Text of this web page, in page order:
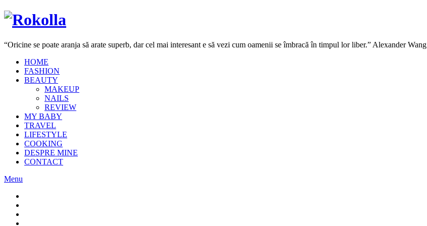
“Oricine se poate aranja să arate superb, dar cel mai interesant e să vezi cum oamenii se îmbracă în timpul lor liber.” Alexander Wang
HOME
FASHION
BEAUTY
MAKEUP
NAILS
REVIEW
MY BABY
TRAVEL
LIFESTYLE
COOKING
DESPRE MINE
CONTACT
Menu